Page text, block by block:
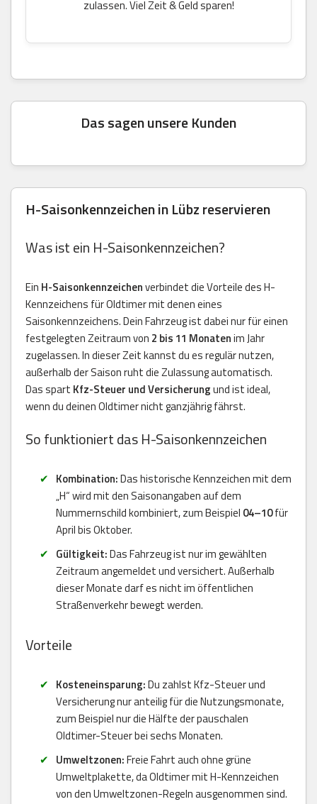
zulassen. Viel Zeit & Geld sparen!
Das sagen unsere Kunden
H-Saisonkennzeichen in Lübz reservieren
Was ist ein H-Saisonkennzeichen?
Ein H-Saisonkennzeichenverbindet die Vorteile des H-
Kennzeichens für Oldtimer mit denen eines
Saisonkennzeichens. Dein Fahrzeug ist dabei nur für einen
festgelegten Zeitraum von 2 bis 11 Monatenim Jahr
zugelassen. In dieser Zeit kannst du es regulär nutzen,
außerhalb der Saison ruht die Zulassung automatisch.
Das spart Kfz-Steuer und Versicherungund ist ideal,
wenn du deinen Oldtimer nicht ganzjährig fährst.
So funktioniert das H-Saisonkennzeichen
Kombination:Das historische Kennzeichen mit dem
„H“ wird mit den Saisonangaben auf dem
Nummernschild kombiniert, zum Beispiel 04–10für
April bis Oktober.
Gültigkeit:Das Fahrzeug ist nur im gewählten
Zeitraum angemeldet und versichert. Außerhalb
dieser Monate darf es nicht im öffentlichen
Straßenverkehr bewegt werden.
Vorteile
Kosteneinsparung:Du zahlst Kfz-Steuer und
Versicherung nur anteilig für die Nutzungsmonate,
zum Beispiel nur die Hälfte der pauschalen
Oldtimer-Steuer bei sechs Monaten.
Umweltzonen:Freie Fahrt auch ohne grüne
Umweltplakette, da Oldtimer mit H-Kennzeichen
von den Umweltzonen-Regeln ausgenommen sind.